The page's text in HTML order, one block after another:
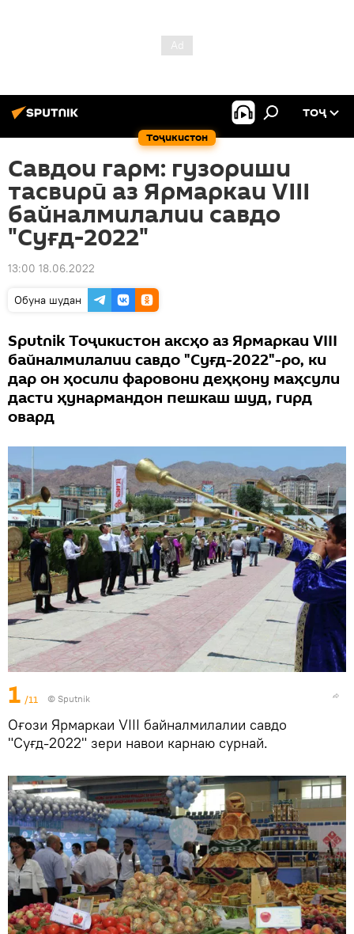
Тоҷикистон
ТОҶ
Савдои гарм: гузориши
тасвирӣ аз Ярмаркаи VIII
байналмилалии савдо
"Суғд-2022"
13:00 18.06.2022
Обуна шудан
Sputnik Тоҷикистон аксҳо аз Ярмаркаи VIII
байналмилалии савдо "Суғд-2022"-ро, ки
дар он ҳосили фаровони деҳқону маҳсули
дасти ҳунармандон пешкаш шуд, гирд
овард
1 /11 © Sputnik
Оғози Ярмаркаи VIII байналмилалии савдо
"Суғд-2022" зери навои карнаю сурнай.